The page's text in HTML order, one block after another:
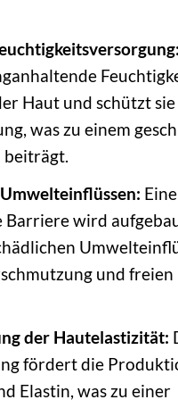
Haut und schützt
was zu einem
beiträgt.
Eine
Barriere wird
und freien
der Hautelastizität:
fördert die
Elastin, was zu einer